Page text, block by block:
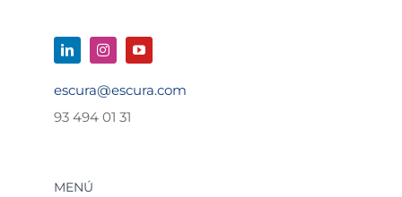
escura@escura.com
93 494 01 31
MENÚ